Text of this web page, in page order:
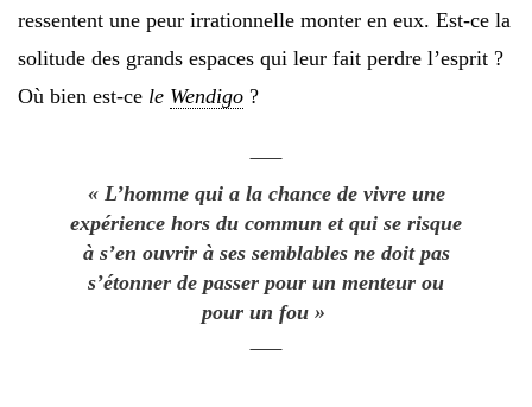
ressentent une peur irrationnelle monter en eux. Est-ce la
solitude des grands espaces qui leur fait perdre l’esprit ?
Où bien est-ce le Wendigo ?
« L’homme qui a la chance de vivre une
expérience hors du commun et qui se risque
à s’en ouvrir à ses semblables ne doit pas
s’étonner de passer pour un menteur ou
pour un fou »